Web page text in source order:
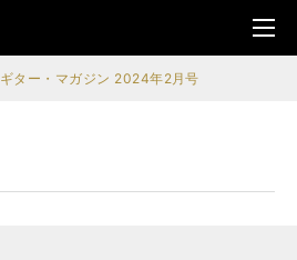
メニ
ュ
ギター・マガジン 2024年2月号